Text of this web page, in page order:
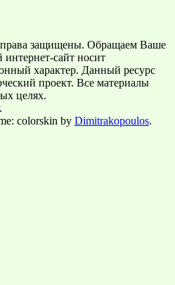
права защищены. Обращаем Ваше
сайт носит
характер. Данный ресурс
проект. Все материалы
целях.
.
colorskin by Dimitrakopoulos.